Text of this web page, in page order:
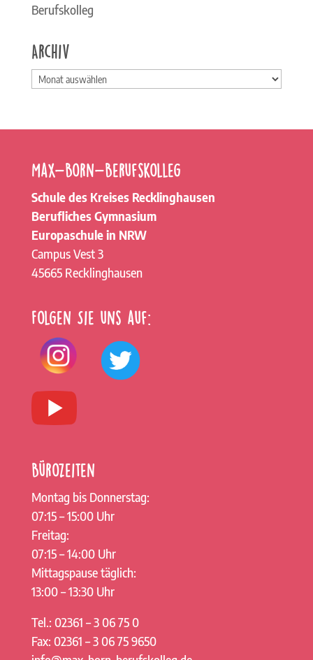
Berufskolleg
Archiv
Archiv
Max-Born-Berufskolleg
Schule des Kreises Recklinghausen
Berufliches Gymnasium
Europaschule in NRW
Campus Vest 3
45665 Recklinghausen
Folgen Sie uns auf:
Bürozeiten
Montag bis Donnerstag:
07:15 – 15:00 Uhr
Freitag:
07:15 – 14:00 Uhr
Mittagspause täglich:
13:00 – 13:30 Uhr
Tel.: 02361 – 3 06 75 0
Fax: 02361 – 3 06 75 9650